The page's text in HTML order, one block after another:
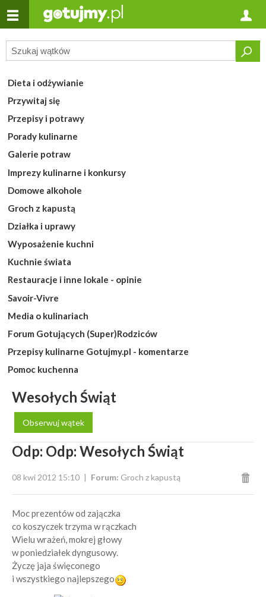
Dieta i odżywianie
Przywitaj się
Przepisy i potrawy
Porady kulinarne
Galerie potraw
Imprezy kulinarne i konkursy
Domowe alkohole
Groch z kapustą
Działka i uprawy
Wyposażenie kuchni
Kuchnie świata
Restauracje i inne lokale - opinie
Savoir-Vivre
Media o kulinariach
Forum Gotujących (Super)Rodziców
Przepisy kulinarne Gotujmy.pl - komentarze
Pomoc kuchenna
Wesołych Świąt
Obserwuj wątek
Odp: Odp: Wesołych Świąt
08 kwi 2012 15:10 Forum: Groch z kapustą
Moc prezentów od zajączka
co koszyczek trzyma w rączkach
Wielu wrażeń, mokrej głowy
w poniedziałek dyngusowy.
Życzę jaja święconego
i wszystkiego najlepszego